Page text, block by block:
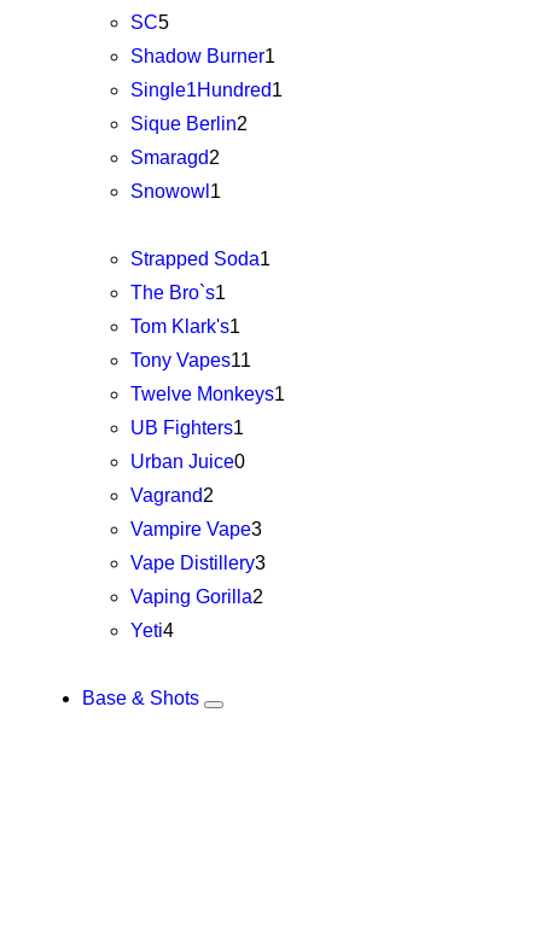
SC5
Shadow Burner1
Single1Hundred1
Sique Berlin2
Smaragd2
Snowowl 1
Strapped Soda1
The Bro`s1
Tom Klark's1
Tony Vapes11
Twelve Monkeys1
UB Fighters1
Urban Juice0
Vagrand2
Vampire Vape3
Vape Distillery3
Vaping Gorilla2
Yeti4
Base & Shots